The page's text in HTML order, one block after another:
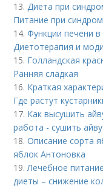
13.Диета при
Питание при
14.Функции печени
Диетотерапия и
15. Голландская
Ранняя сладкая
16. Краткая
Где растут
17. Как высушить
работа - сушить
18.Описание сорта
яблок Антоновка
19.Лечебное
диеты – снижение